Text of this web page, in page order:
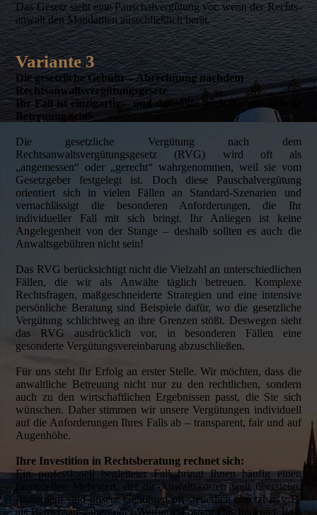
Das Gesetz sieht eine Pauschalvergütung vor, wenn der Rechts­
anwalt den Mandanten ausschließlich berät.
Variante 3
Die gesetzliche Gebühr – Abrechnung nachdem
Rechtsanwalts­ver­gütungs­gesetz
Ihr Fall ist einzigartig – und das sollte auch die anwaltliche
Betreuung sein!
Die gesetzliche Vergütung nach dem
Rechtsanwaltsvergütungsgesetz (RVG) wird oft als
„angemessen“ oder „gerecht“ wahrgenommen, weil sie vom
Gesetzgeber festgelegt ist. Doch diese Pauschalvergütung
orientiert sich in vielen Fällen an Standard-Szenarien und
vernachlässigt die besonderen Anforderungen, die Ihr
individueller Fall mit sich bringt. Ihr Anliegen ist keine
Angelegenheit von der Stange – deshalb sollten es auch die
Anwaltsgebühren nicht sein!
Das RVG berücksichtigt nicht die Vielzahl an unterschiedlichen
Fällen, die wir als Anwälte täglich betreuen. Komplexe
Rechtsfragen, maßgeschneiderte Strategien und eine intensive
persönliche Beratung sind Beispiele dafür, wo die gesetzliche
Vergütung schlichtweg an ihre Grenzen stößt. Deswegen sieht
das RVG ausdrücklich vor, in besonderen Fällen eine
gesonderte Vergütungsvereinbarung abzuschließen.
Für uns steht Ihr Erfolg an erster Stelle. Wir möchten, dass die
anwaltliche Betreuung nicht nur zu den rechtlichen, sondern
auch zu den wirtschaftlichen Ergebnissen passt, die Sie sich
wünschen. Daher stimmen wir unsere Vergütungen individuell
auf die Anforderungen Ihres Falls ab – transparent, fair und auf
Augenhöhe.
Ihre Investition in Rechtsberatung rechnet sich:
Ein professionell begleiteter Fall bringt Ihnen häufig einen
finanziellen Mehrwert, der die Anwaltskosten weit übersteigt.
Außerdem sind unsere Gebühren oft steuerlich absetzbar, z.B.
als Betriebsausgaben oder Werbungskosten. Das bedeutet, dass